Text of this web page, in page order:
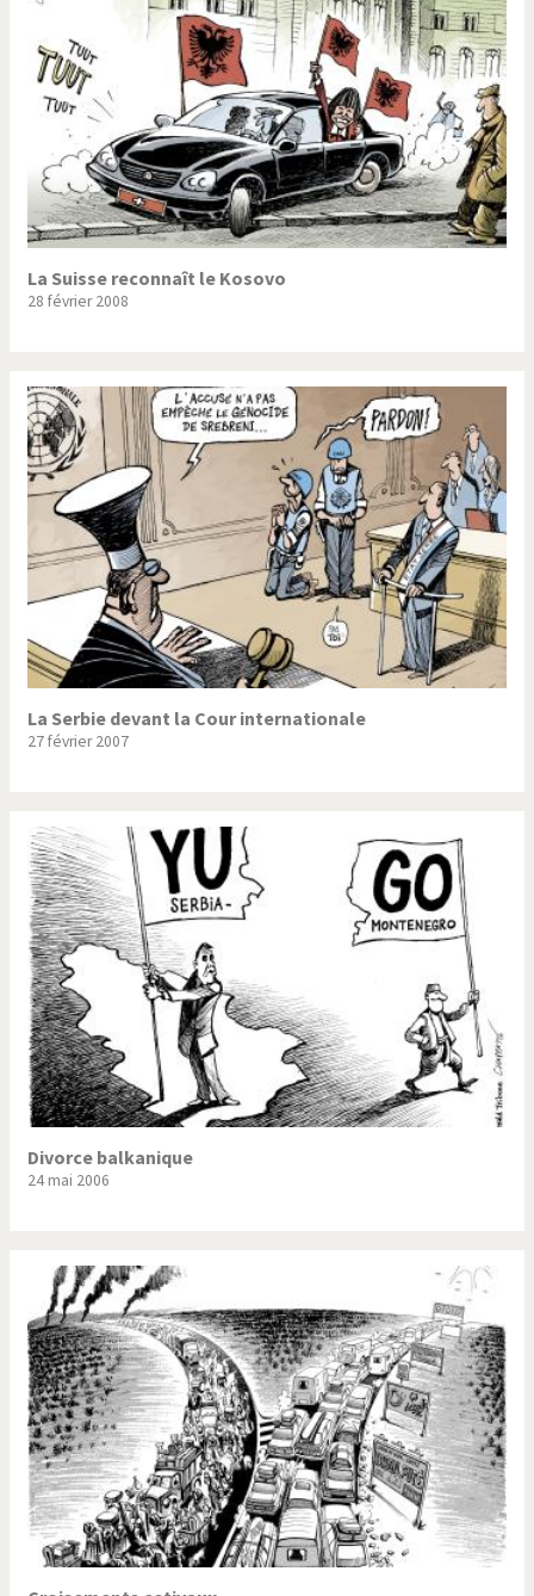
La Suisse reconnaît le Kosovo
28 février 2008
La Serbie devant la Cour internationale
27 février 2007
Divorce balkanique
24 mai 2006